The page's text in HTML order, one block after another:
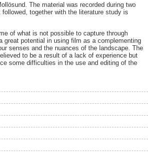
The material was recorded during two
together with the literature study is
of what is not possible to capture through
great potential in using film as a complementing
senses and the nuances of the landscape. The
to be a result of a lack of experience but
some difficulties in the use and editing of the